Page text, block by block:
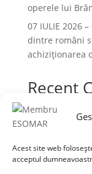
Acest site web
acceptul
operele lui
07 IULIE 2026
dintre români
achiziționarea
Recent
Niciun